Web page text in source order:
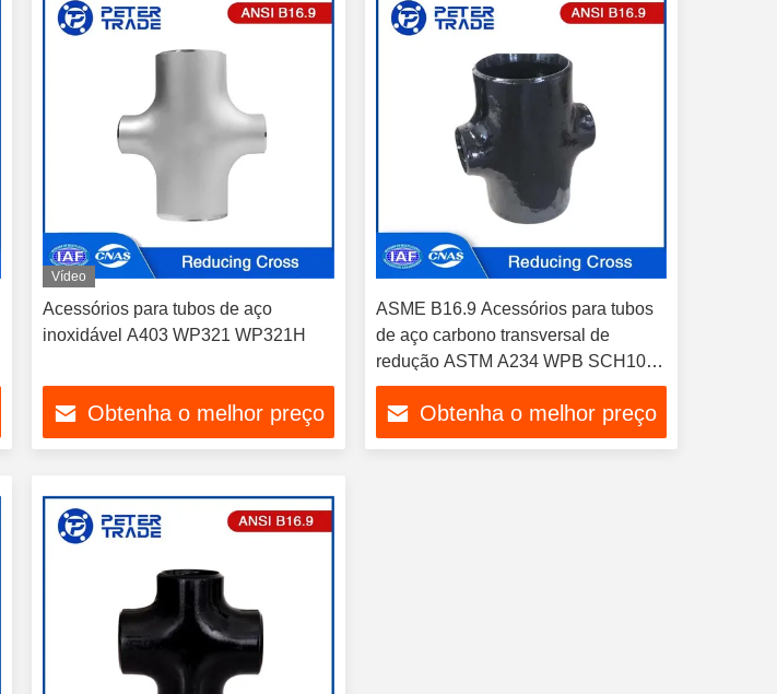
Vídeo
Acessórios para tubos de aço
inoxidável A403 WP321 WP321H
Obtenha o melhor preço
ASME B16.9 Acessórios para tubos
de aço carbono transversal de
redução ASTM A234 WPB SCH10
SCH40 SCH80 para sistemas de
tubulaçãoObtenha o melhor preço